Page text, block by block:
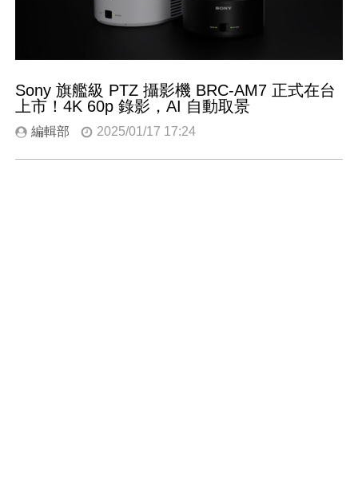
Sony 旗艦級 PTZ 攝影機 BRC-AM7 正式在台
上市！4K 60p 錄影，AI 自動取景
編輯部 2025/01/17 17:24